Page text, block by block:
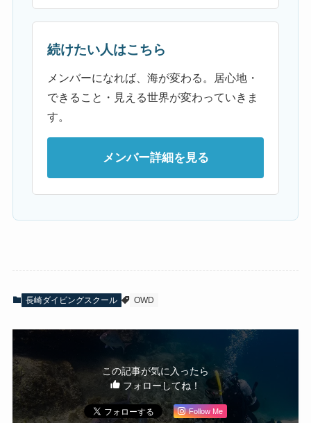
続けたい人はこちら
メンバーになれば、海が変わる。居心地・
できること・見える世界が変わっていきま
す。
メンバー詳細を見る
長崎ダイビングスクール OWD
この記事が気に入ったら
フォローしてね！
Follow Me